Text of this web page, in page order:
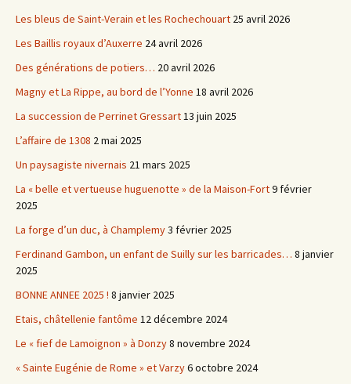
Les bleus de Saint-Verain et les Rochechouart 25 avril 2026
Les Baillis royaux d’Auxerre 24 avril 2026
Des générations de potiers… 20 avril 2026
Magny et La Rippe, au bord de l’Yonne 18 avril 2026
La succession de Perrinet Gressart13 juin 2025
L’affaire de 1308 2 mai 2025
Un paysagiste nivernais 21 mars 2025
La « belle et vertueuse huguenotte » de la Maison-Fort9 février
2025
La forge d’un duc, à Champlemy3 février 2025
Ferdinand Gambon, un enfant de Suilly sur les barricades… 8 janvier
2025
BONNE ANNEE 2025 ! 8 janvier 2025
Etais, châtellenie fantôme 12 décembre 2024
Le « fief de Lamoignon » à Donzy8 novembre 2024
« Sainte Eugénie de Rome » et Varzy6 octobre 2024